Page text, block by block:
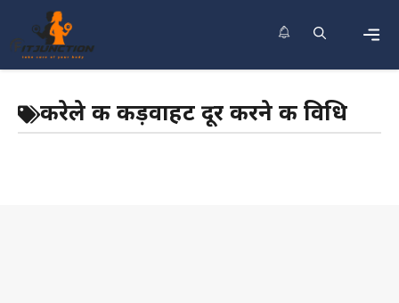
content
करेले की कड़वाहट दूर करने की विधि